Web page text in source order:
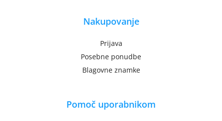
Nakupovanje
Prijava
Posebne ponudbe
Blagovne znamke
Pomoč uporabnikom